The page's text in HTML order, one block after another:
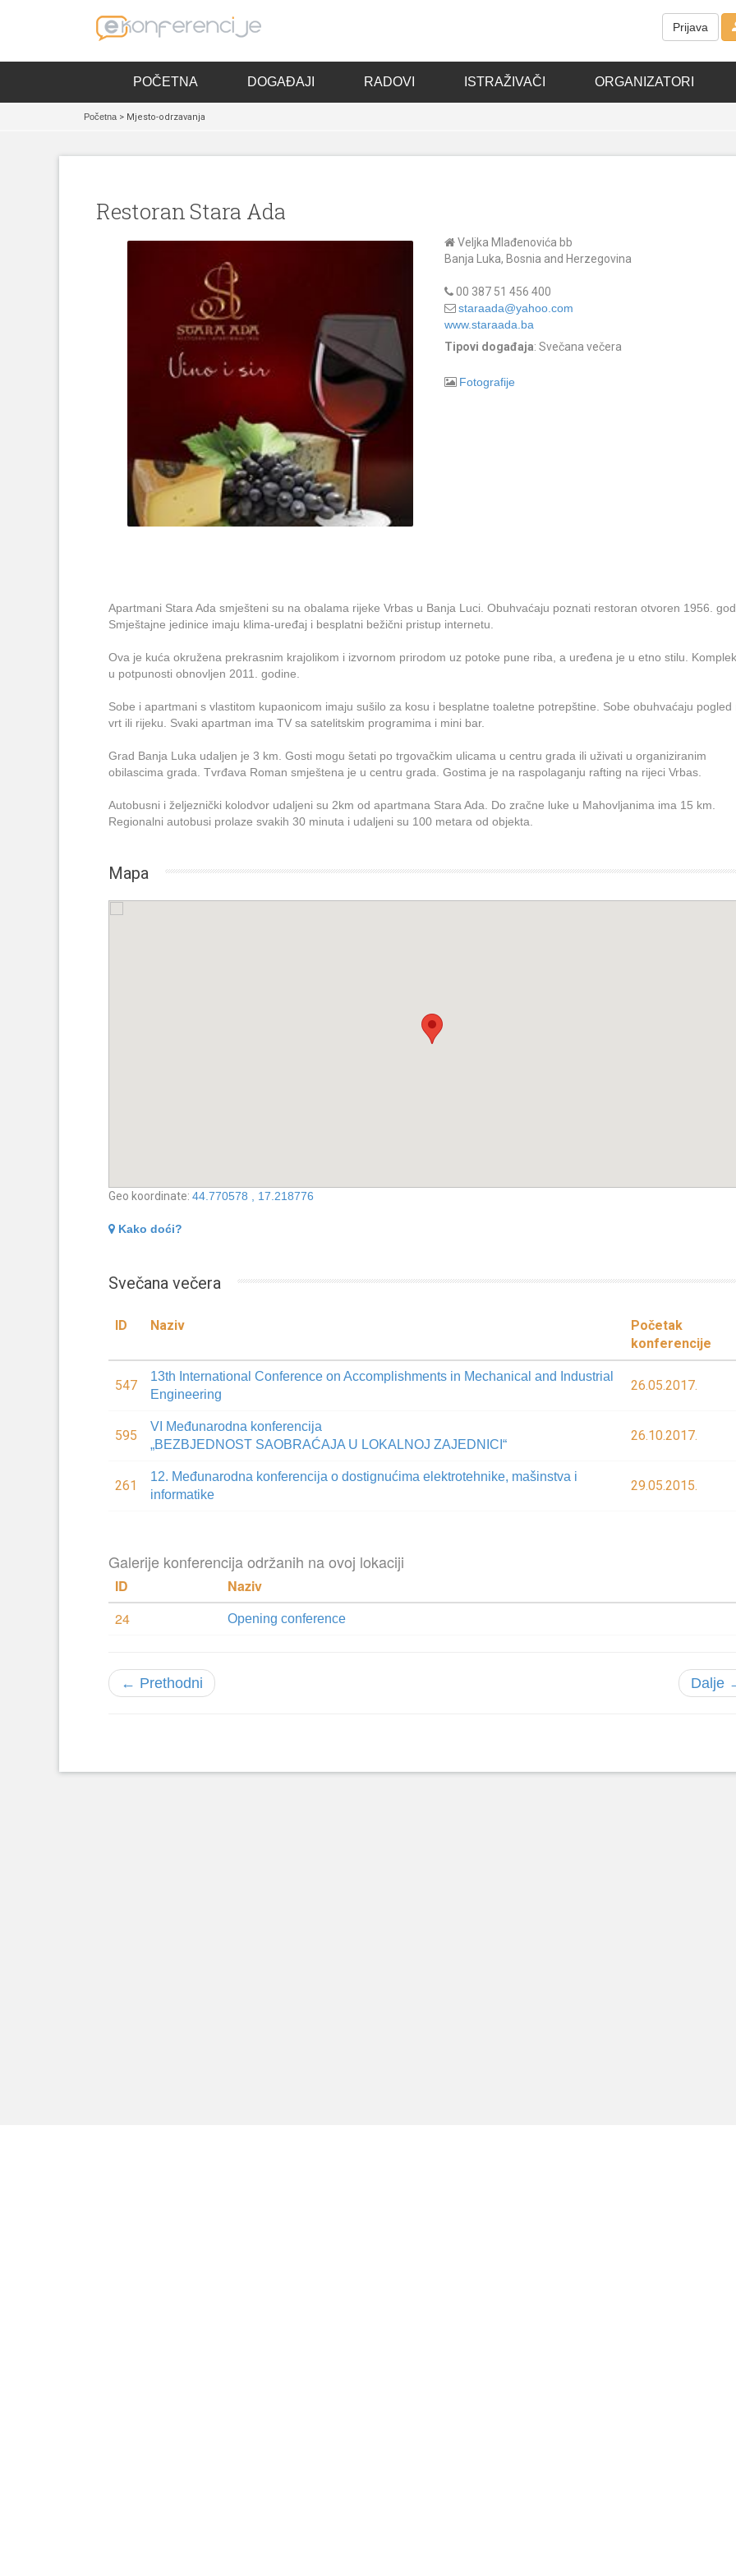
Prijava
POČETNA DOGAĐAJI RADOVI ISTRAŽIVAČI ORGANIZATORI
Početna > Mjesto-odrzavanja
Restoran Stara Ada
Veljka Mlađenovića bb
Banja Luka, Bosnia and Herzegovina
00 387 51 456 400
staraada@yahoo.com
www.staraada.ba
Tipovi događaja: Svečana večera
Fotografije
Apartmani Stara Ada smješteni su na obalama rijeke Vrbas u Banja Luci. Obuhvaćaju poznati restoran otvoren 1956.
Smještajne jedinice imaju klima-uređaj i besplatni bežični pristup internetu.
Ova je kuća okružena prekrasnim krajolikom i izvornom prirodom uz potoke pune riba, a uređena je u etno stilu.
u potpunosti obnovljen 2011. godine.
Sobe i apartmani s vlastitom kupaonicom imaju sušilo za kosu i besplatne toaletne potrepštine. Sobe obuhvaćaju pogled
vrt ili rijeku. Svaki apartman ima TV sa satelitskim programima i mini bar.
Grad Banja Luka udaljen je 3 km. Gosti mogu šetati po trgovačkim ulicama u centru grada ili uživati u organiziranim
obilascima grada. Tvrđava Roman smještena je u centru grada. Gostima je na raspolaganju rafting na rijeci Vrbas.
Autobusni i željeznički kolodvor udaljeni su 2km od apartmana Stara Ada. Do zračne luke u Mahovljanima ima 15 km.
Regionalni autobusi prolaze svakih 30 minuta i udaljeni su 100 metara od objekta.
Mapa
Geo koordinate: 44.770578 , 17.218776
Kako doći?
Svečana večera
ID Naziv
Početak
konferencije
547
13th International Conference on Accomplishments in Mechanical and Industrial
Engineering
26.05.2017.
595
VI Međunarodna konferencija
„BEZBJEDNOST SAOBRAĆAJA U LOKALNOJ ZAJEDNICI“
26.10.2017.
261
12. Međunarodna konferencija o dostignućima elektrotehnike, mašinstva i
informatike
29.05.2015.
Galerije konferencija održanih na ovoj lokaciji
ID
Naziv
24
Opening conference
← Prethodni Dalje